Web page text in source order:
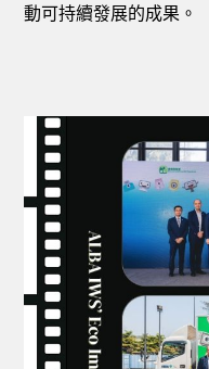
動可持續發展的成果。